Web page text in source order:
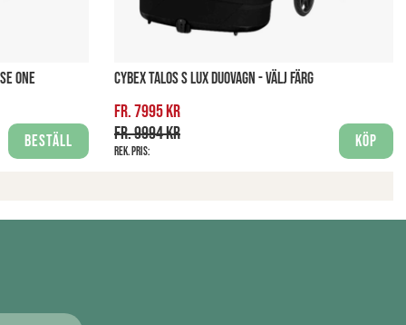
ONE
Beställ
CYBEX TALOS S LUX DUOVAGN - VÄLJ FÄRG
fr. 7995 kr
fr. 9994 kr
Rek. pris:
Köp